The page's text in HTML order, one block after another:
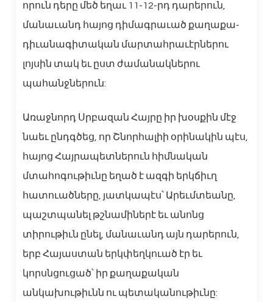
որուն դերը մեծ եղաւ 11-12-րդ դարերուն,
մանաւանդ հայոց դիմագրաւած քաղաքա-
դիւանագիտական մարտահրաւէրներու
լոյսին տակ եւ ըստ ժամանակներու
պահանջներուն:
Առաջնորդ Սրբազան Հայրը իր խօսքին մէջ
նաեւ ընդգծեց, որ Շնորհալիի օրինակին պէս,
հայոց Հայրապետներուն հիմնական
մտահոգութիւնը եղած է ազգի երկճիւղ
հատուածները, յատկապէս՝ Արեւմտեանը,
պաշտպանել թշնամիներէ եւ անոնց
տիրութիւն ընել, մանաւանդ այն դարերուն,
երբ Հայաստան երկփեղկուած էր եւ
կորսնցուցած՝ իր քաղաքական
անկախութիւնն ու պետականութիւնը: